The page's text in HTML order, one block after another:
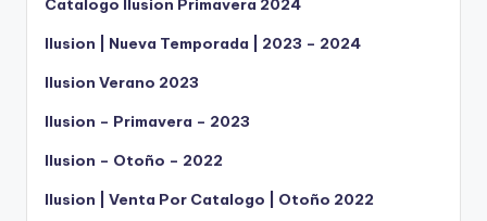
Catalogo Ilusion Primavera 2024
Ilusion | Nueva Temporada | 2023 – 2024
Ilusion Verano 2023
Ilusion – Primavera – 2023
Ilusion – Otoño – 2022
Ilusion | Venta Por Catalogo | Otoño 2022